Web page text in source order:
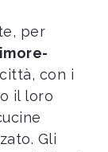
per
con i
il loro
Gli